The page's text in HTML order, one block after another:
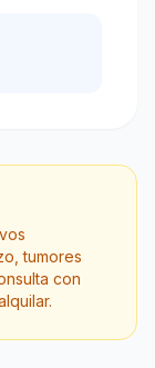
tumores
con